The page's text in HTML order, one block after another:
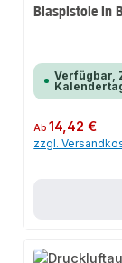
Blaspistole in
Verfügbar,
Regulärer Preis:
Ab14,42 €
zzgl.